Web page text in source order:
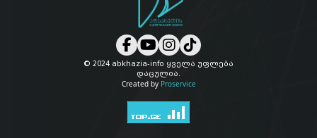
© 2024 abkhazia-info ყველა უფლება
დაცულია.
Created by Proservice